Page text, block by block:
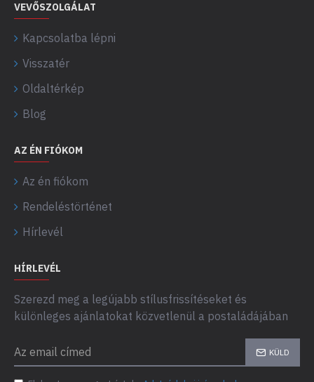
VEVŐSZOLGÁLAT
Kapcsolatba lépni
Visszatér
Oldaltérkép
Blog
AZ ÉN FIÓKOM
Az én fiókom
Rendeléstörténet
Hírlevél
HÍRLEVÉL
Szerezd meg a legújabb stílusfrissítéseket és
különleges ajánlatokat közvetlenül a postaládájában
KÜLD